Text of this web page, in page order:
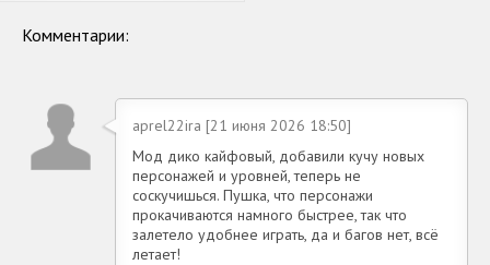
Комментарии:
aprel22ira [21 июня 2026 18:50]
Мод дико кайфовый, добавили кучу новых
персонажей и уровней, теперь не
соскучишься. Пушка, что персонажи
прокачиваются намного быстрее, так что
залетело удобнее играть, да и багов нет, всё
летает!